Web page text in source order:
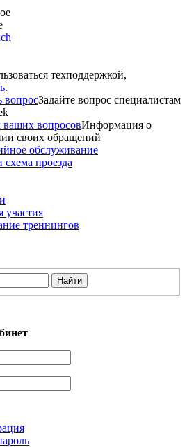
техподдержкой,
.
вопросЗадайте вопрос специалистам
вопросовИнформация о
своих обращений
обслуживание
схема проезда
участия
треннингов